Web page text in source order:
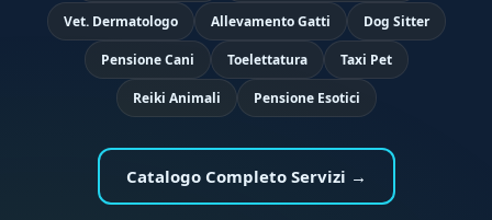
Vet. Dermatologo Allevamento Gatti Dog Sitter
Pensione Cani Toelettatura Taxi Pet
Reiki Animali Pensione Esotici
Catalogo Completo Servizi →